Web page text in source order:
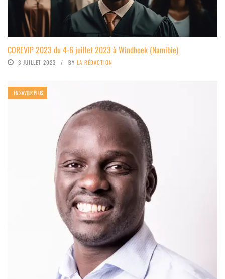
COREVIP 2023 du 4-6 juillet 2023 à Windhoek (Namibie)
3 JUILLET 2023 BY LA RÉDACTION
EN SAVOIR PLUS